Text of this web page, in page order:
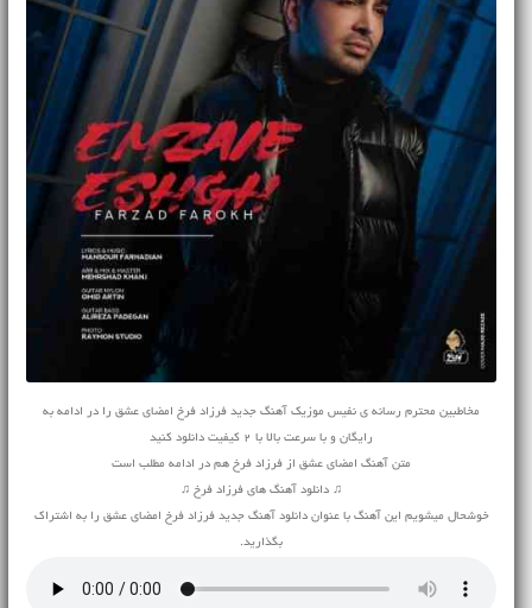
مخاطبین محترم رسانه ی نفیس موزیک آهنگ جدید فرزاد فرخ امضای عشق را در ادامه به
رایگان و با سرعت بالا با 2 کیفیت دانلود کنید
متن آهنگ امضای عشق از فرزاد فرخ هم در ادامه مطلب است
♫ دانلود آهنگ های فرزاد فرخ ♫
خوشحال میشویم این آهنگ با عنوان دانلود آهنگ جدید فرزاد فرخ امضای عشق را به اشتراک
بگذارید.